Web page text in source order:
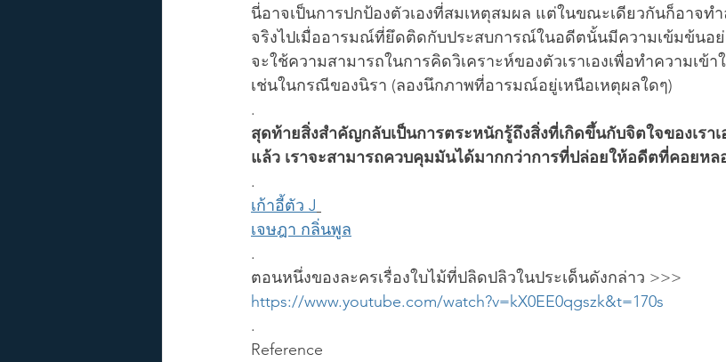
นี่อาจเป็นการปกป้องตัวเองที่สมเหตุสมผล แต่ในขณะเดียวกันก็อาจท
จริงไปเมื่ออารมณ์ที่ยึดติดกับประสบการณ์ในอดีตนั้นมีความเข้มข้นอย่
จะใช้ความสามารถในการคิดวิเคราะห์ของตัวเราเองเพื่อทำความเข้
เช่นในกรณีของนิรา (ลองนึกภาพที่อารมณ์อยู่เหนือเหตุผลใดๆ)
.
สุดท้ายสิ่งสำคัญกลับเป็นการตระหนักรู้ถึงสิ่งที่เกิดขึ้นกับจิตใจของเรา
แล้ว เราจะสามารถควบคุมมันได้มากกว่าการที่ปล่อยให้อดีตที่คอยห
.
เก้าอี้ตัว J
เจษฎา กลิ่นพูล
.
ตอนหนึ่งของละครเรื่องใบไม้ที่ปลิดปลิวในประเด็นดังกล่าว >>>
https://www.youtube.com/watch?v=kX0EE0qgszk&t=170s
.
Reference